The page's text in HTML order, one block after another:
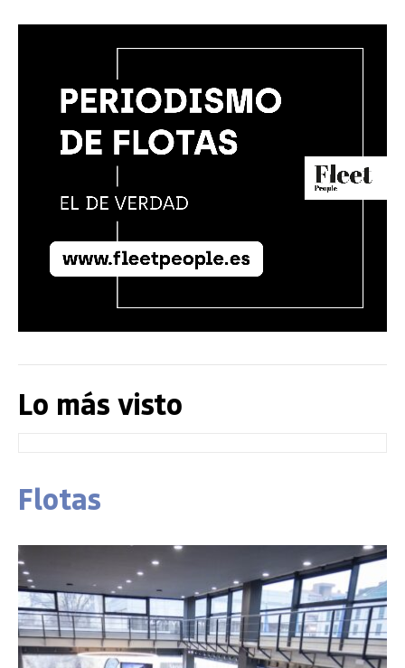
Lo más visto
Flotas